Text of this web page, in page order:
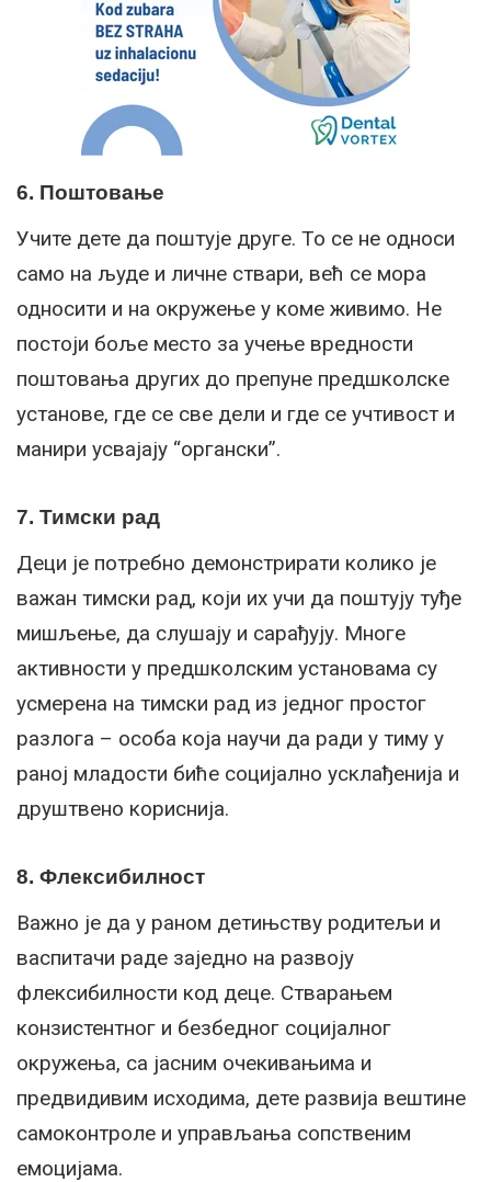
6. Поштовање
Учите дете да поштује друге. То се не односи
само на људе и личне ствари, већ се мора
односити и на окружење у коме живимо. Не
постоји боље место за учење вредности
поштовања других до препуне предшколске
установе, где се све дели и где се учтивост и
манири усвајају “органски”.
7. Тимски рад
Деци је потребно демонстрирати колико је
важан тимски рад, који их учи да поштују туђе
мишљење, да слушају и сарађују. Многе
активности у предшколским установама су
усмерена на тимски рад из једног простог
разлога – особа која научи да ради у тиму у
раној младости биће социјално усклађенија и
друштвено кориснија.
8. Флексибилност
Важно је да у раном детињству родитељи и
васпитачи раде заједно на развоју
флексибилности код деце. Стварањем
конзистентног и безбедног социјалног
окружења, са јасним очекивањима и
предвидивим исходима, дете развија вештине
самоконтроле и управљања сопственим
емоцијама.